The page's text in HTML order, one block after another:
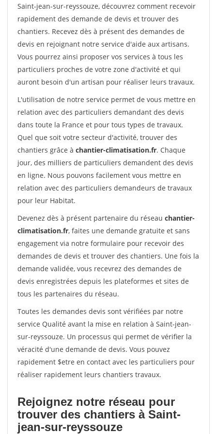
Saint-jean-sur-reyssouze, découvrez comment recevoir
rapidement des demande de devis et trouver des
chantiers. Recevez dès à présent des demandes de
devis en rejoignant notre service d'aide aux artisans.
Vous pourrez ainsi proposer vos services à tous les
particuliers proches de votre zone d'activité et qui
auront besoin d'un artisan pour réaliser leurs travaux.
L'utilisation de notre service permet de vous mettre en
relation avec des particuliers demandant des devis
dans toute la France et pour tous types de travaux.
Quel que soit votre secteur d'activité, trouver des
chantiers grâce à chantier-climatisation.fr. Chaque
jour, des milliers de particuliers demandent des devis
en ligne. Nous pouvons facilement vous mettre en
relation avec des particuliers demandeurs de travaux
pour leur Habitat.
Devenez dès à présent partenaire du réseau chantier-
climatisation.fr, faites une demande gratuite et sans
engagement via notre formulaire pour recevoir des
demandes de devis et trouver des chantiers. Une fois la
demande validée, vous recevrez des demandes de
devis enregistrées depuis les plateformes et sites de
tous les partenaires du réseau.
Toutes les demandes devis sont vérifiées par notre
service Qualité avant la mise en relation à Saint-jean-
sur-reyssouze. Un processus qui permet de vérifier la
véracité d'une demande de devis. Vous pouvez
rapidement $etre en contact avec les particuliers pour
réaliser rapidement leurs chantiers travaux.
Rejoignez notre réseau pour
trouver des chantiers à Saint-
jean-sur-reyssouze